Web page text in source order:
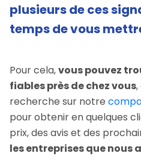
plusieurs de ces
temps de vous
Pour cela,vous pouvez
fiables près de chez vous
recherche sur notre
pour obtenir en quelques
prix, des avis et des
les entreprises que nous